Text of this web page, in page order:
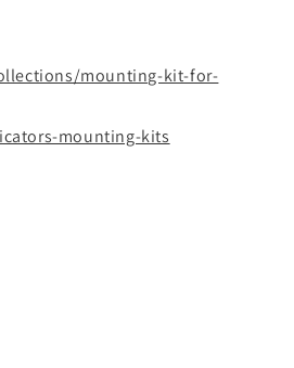
mounting-kit-for-
mounting-kits